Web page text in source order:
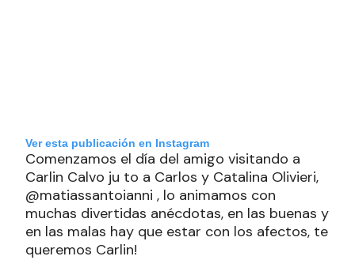
Ver esta publicación en Instagram
Comenzamos el día del amigo visitando a
Carlin Calvo ju to a Carlos y Catalina Olivieri,
@matiassantoianni , lo animamos con
muchas divertidas anécdotas, en las buenas y
en las malas hay que estar con los afectos, te
queremos Carlin!